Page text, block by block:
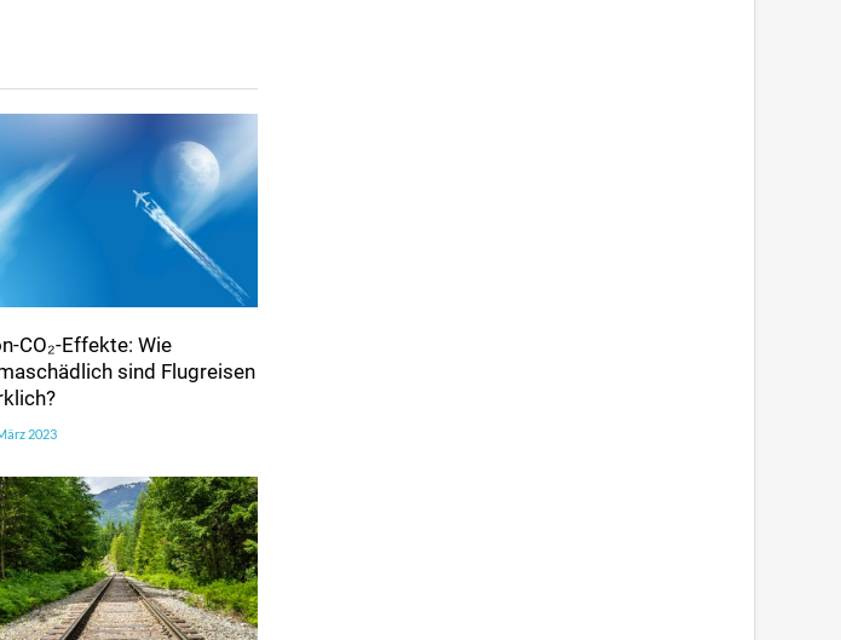
CO₂-Effekte: Wie
sind Flugreisen
2023